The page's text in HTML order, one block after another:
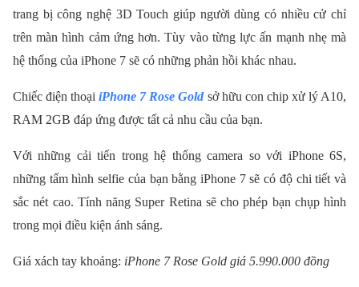
trang bị công nghệ 3D Touch giúp người dùng có nhiều cử chỉ
trên màn hình cảm ứng hơn. Tùy vào từng lực ấn mạnh nhẹ mà
hệ thống của iPhone 7 sẽ có những phản hồi khác nhau.
Chiếc điện thoạiiPhone 7 Rose Gold sở hữu con chip xử lý A10,
RAM 2GB đáp ứng được tất cả nhu cầu của bạn.
Với những cải tiến trong hệ thống camera so với iPhone 6S,
những tấm hình selfie của bạn bằng iPhone 7 sẽ có độ chi tiết và
sắc nét cao. Tính năng Super Retina sẽ cho phép bạn chụp hình
trong mọi điều kiện ánh sáng.
Giá xách tay khoảng: iPhone 7 Rose Gold giá 5.990.000 đồng